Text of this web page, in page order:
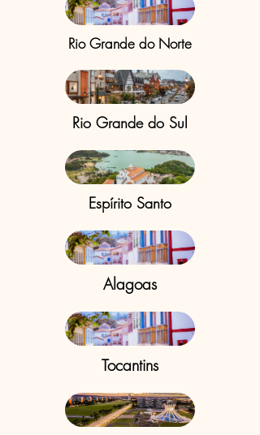
Rio Grande do Norte
Rio Grande do Sul
Espírito Santo
Alagoas
Tocantins